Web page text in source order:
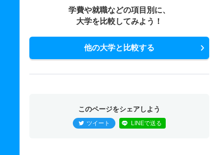
学費や就職などの項目別に、
大学を比較してみよう！
他の大学と比較する
このページをシェアしよう
ツイート LINEで送る